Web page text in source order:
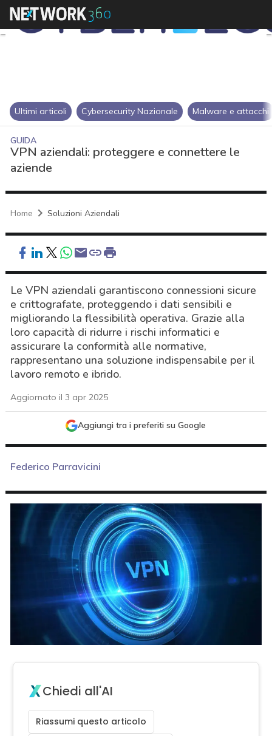
Ultimi articoli Cybersecurity Nazionale Malware e attacchi
GUIDA
VPN aziendali: proteggere e connettere le
aziende
Home Soluzioni Aziendali
Le VPN aziendali garantiscono connessioni sicure
e crittografate, proteggendo i dati sensibili e
migliorando la flessibilità operativa. Grazie alla
loro capacità di ridurre i rischi informatici e
assicurare la conformità alle normative,
rappresentano una soluzione indispensabile per il
lavoro remoto e ibrido.
Aggiornato il 3 apr 2025
Aggiungi tra i preferiti su Google
Federico Parravicini
Chiedi all'AI
Riassumi questo articolo